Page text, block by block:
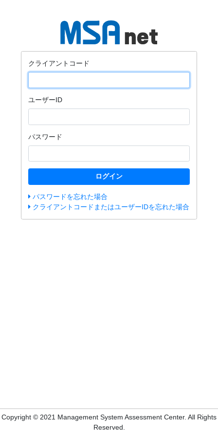
クライアントコード
ユーザーID
パスワード
ログイン
パスワードを忘れた場合
クライアントコードまたはユーザーIDを忘れた場合
Copyright © 2021 Management System Assessment Center. All Rights
Reserved.